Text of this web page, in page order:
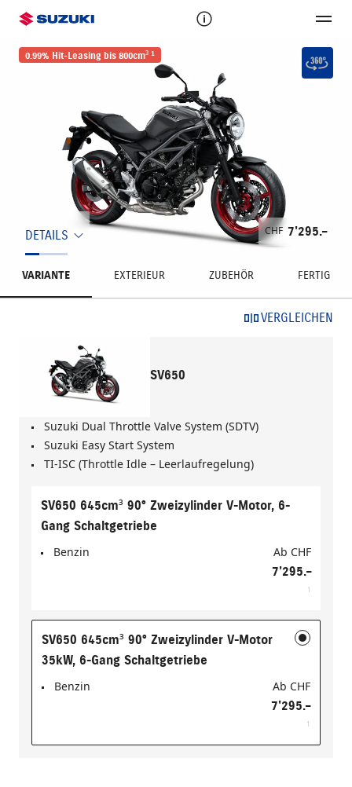
0.99% Hit-Leasing bis 800cm³ 1
CHF 7'295.–
DETAILS
VARIANTE EXTERIEUR ZUBEHÖR FERTIG
VERGLEICHEN
SV650
Suzuki Dual Throttle Valve System (SDTV)
Suzuki Easy Start System
TI-ISC (Throttle Idle – Leerlaufregelung)
SV650 645cm³ 90° Zweizylinder V-Motor, 6-
Gang Schaltgetriebe
Benzin Ab CHF
7'295.–
1
SV650 645cm³ 90° Zweizylinder V-Motor
35kW, 6-Gang Schaltgetriebe
Benzin Ab CHF
7'295.–
1